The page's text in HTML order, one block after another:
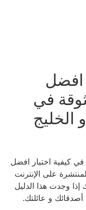
افضل
في
الخليج
كيفية اختيار افضل
على الإنترنت
إذا وجدت هذا الدليل
و عائلتك.